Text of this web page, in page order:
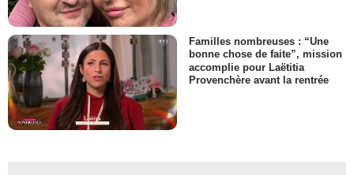
Familles nombreuses : “Une
bonne chose de faite”, mission
accomplie pour Laëtitia
Provenchère avant la rentrée